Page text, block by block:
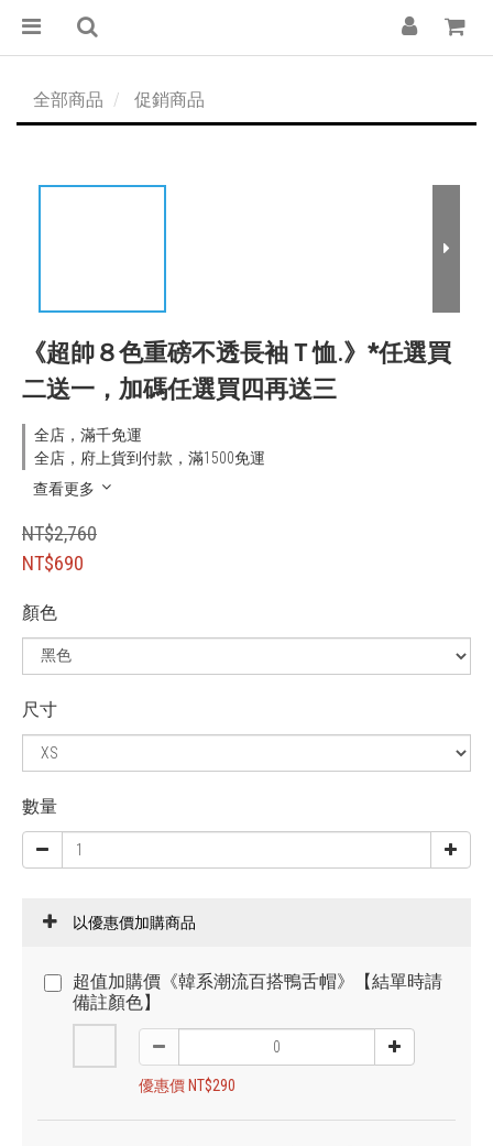
全部商品 促銷商品
《超帥８色重磅不透長袖Ｔ恤.》*任選買
二送一，加碼任選買四再送三
全店，滿千免運
全店，府上貨到付款，滿1500免運
查看更多
NT$2,760
NT$690
顏色
尺寸
數量
以優惠價加購商品
超值加購價《韓系潮流百搭鴨舌帽》【結單時請
備註顏色】
優惠價 NT$290